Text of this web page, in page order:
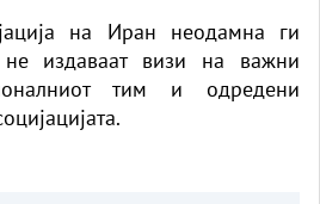
на Иран неодамна ги
издаваат визи на важни
тим и одредени